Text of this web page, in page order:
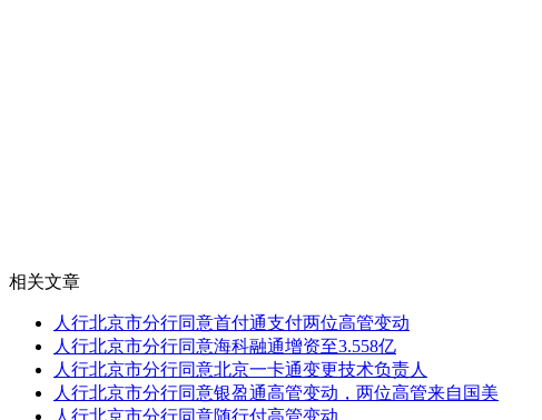
相关文章
人行北京市分行同意首付通支付两位高管变动
人行北京市分行同意海科融通增资至3.558亿
人行北京市分行同意北京一卡通变更技术负责人
人行北京市分行同意银盈通高管变动，两位高管来自国美